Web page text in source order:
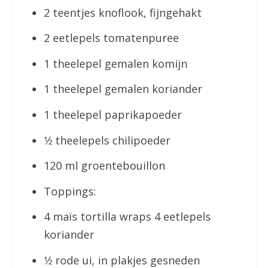
2 teentjes knoflook, fijngehakt
2 eetlepels tomatenpuree
1 theelepel gemalen komijn
1 theelepel gemalen koriander
1 theelepel paprikapoeder
1⁄2 theelepels chilipoeder
120 ml groentebouillon
Toppings:
4 maïs tortilla wraps 4 eetlepels
koriander
1⁄2 rode ui, in plakjes gesneden